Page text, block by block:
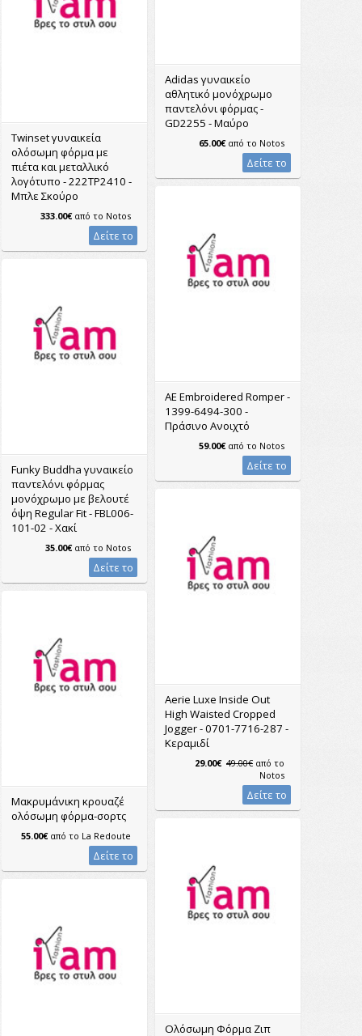
Adidas γυναικείο
αθλητικό μονόχρωμο
παντελόνι φόρμας -
GD2255 - Μαύρο
65.00€από το Notos
Δείτε το
Twinset γυναικεία
ολόσωμη φόρμα με
πιέτα και μεταλλικό
λογότυπο - 222TP2410 -
Μπλε Σκούρο
333.00€από το Notos
Δείτε το
AE Embroidered Romper -
1399-6494-300 -
Πράσινο Ανοιχτό
59.00€από το Notos
Δείτε το
Funky Buddha γυναικείο
παντελόνι φόρμας
μονόχρωμο με βελουτέ
όψη Regular Fit - FBL006-
101-02 - Χακί
35.00€από το Notos
Δείτε το
Aerie Luxe Inside Out
High Waisted Cropped
Jogger - 0701-7716-287 -
Κεραμιδί
29.00€ 49.00€ από το
Notos
Δείτε το
Μακρυμάνικη κρουαζέ
ολόσωμη φόρμα-σορτς
55.00€από το La Redoute
Δείτε το
Ολόσωμη Φόρμα Ζιπ